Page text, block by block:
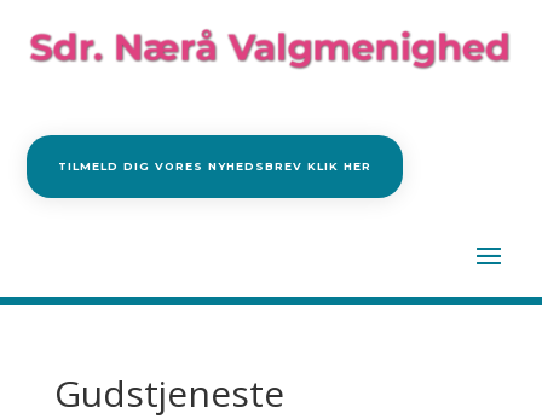
TILMELD DIG VORES NYHEDSBREV KLIK HER
Gudstjeneste